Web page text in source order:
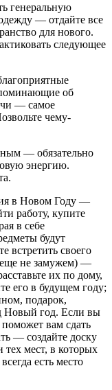
генеральную
— отдайте все
для нового.
следующее
об
— самое
чему-
— обязательно
энергию.
в Новом Году —
работу, купите
в себе
будут
встретить своего
еще не замужем) —
их по дому,
его в будущем году;
подарок,
Новый год. Если вы
вам сдать
— создайте доску
мест, в которых
есть место